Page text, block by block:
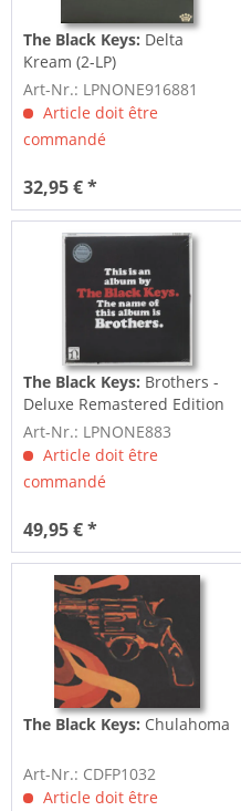
The Black Keys: Delta
Kream (2-LP)
Art-Nr.: LPNONE916881
Article doit être
commandé
32,95 € *
The Black Keys: Brothers -
Deluxe Remastered Edition
(2-LP)
Art-Nr.: LPNONE883
Article doit être
commandé
49,95 € *
The Black Keys: Chulahoma
Art-Nr.: CDFP1032
Article doit être